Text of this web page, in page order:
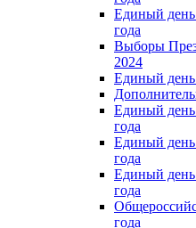
Единый день
года
Выборы
2024
Единый день
Единый день
года
Единый день
года
Единый день
года
года